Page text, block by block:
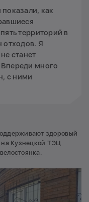
как
территорий в
отходов. Я
станет
много
с ними
здоровый
на Кузнецкой ТЭЦ
велостоянка .